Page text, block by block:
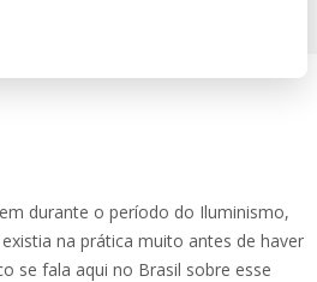
durante o período do Iluminismo,
na prática muito antes de haver
se fala aqui no Brasil sobre esse